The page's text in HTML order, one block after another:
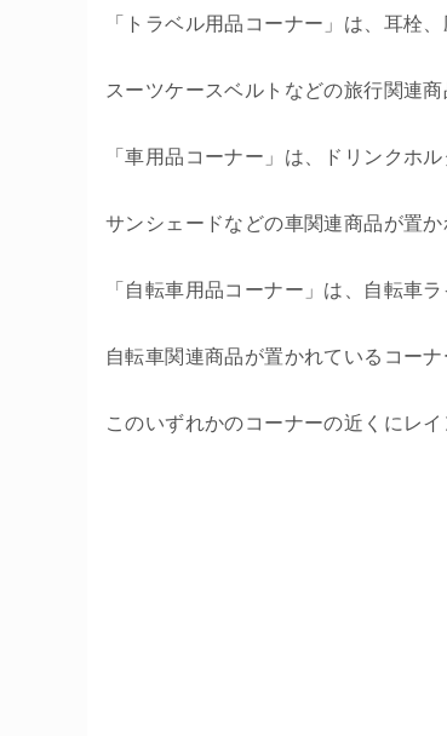
「トラベル用品コーナー」は、耳栓
スーツケースベルトなどの旅行関連
「車用品コーナー」は、ドリンクホ
サンシェードなどの車関連商品が置か
「自転車用品コーナー」は、自転車
自転車関連商品が置かれているコーナ
このいずれかのコーナーの近くにレ